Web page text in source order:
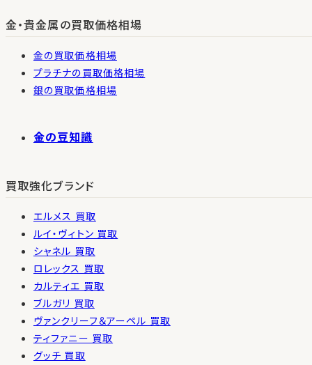
金・貴金属の買取価格相場
金の買取価格相場
プラチナの買取価格相場
銀の買取価格相場
金の豆知識
買取強化ブランド
エルメス 買取
ルイ・ヴィトン 買取
シャネル 買取
ロレックス 買取
カルティエ 買取
ブルガリ 買取
ヴァンクリーフ＆アーペル 買取
ティファニー 買取
グッチ 買取